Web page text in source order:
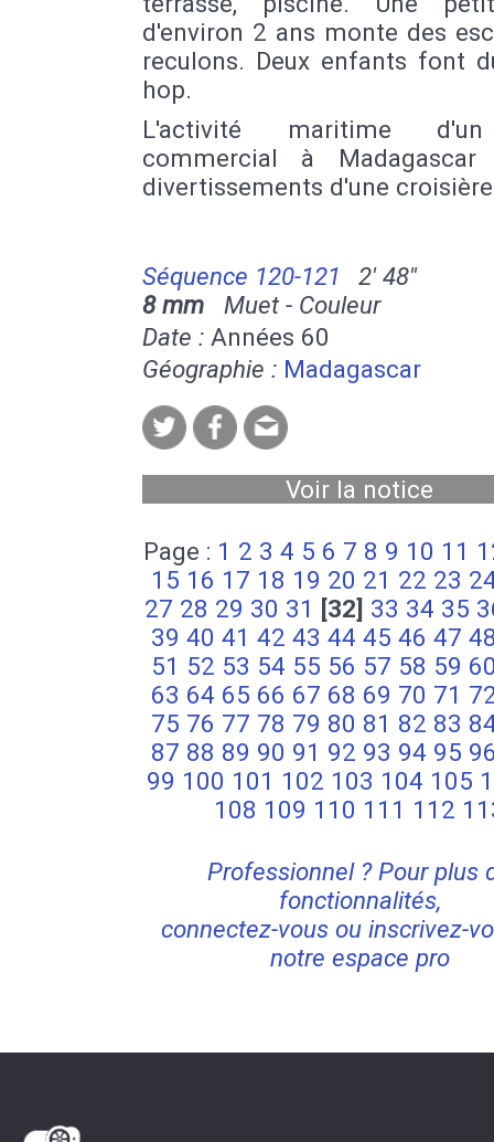
d'environ 2 ans monte des
reculons. Deux enfants font
hop.
L'activité maritime
commercial à
divertissements d'une
Séquence 120-121
2' 48''
8 mm Muet - Couleur
Date : Années 60
Géographie : Madagascar
Voir la notice
Page : 1 2 3 4 5 6 7 8 9 10 11
15 16 17 18 19 20 21 22 23
27 28 29 30 31 [32] 33 34 35
39 40 41 42 43 44 45 46 47
51 52 53 54 55 56 57 58 59
63 64 65 66 67 68 69 70 71
75 76 77 78 79 80 81 82 83
87 88 89 90 91 92 93 94 95
99 100 101 102 103 104 105
108 109 110 111 112
Professionnel ? Pour plus
fonctionnalités,
connectez-vous ou inscrivez-
notre espace pro